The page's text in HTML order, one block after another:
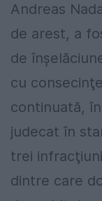
Andreas
de arest, a
de
cu
continuată,
judecat în
trei
dintre care